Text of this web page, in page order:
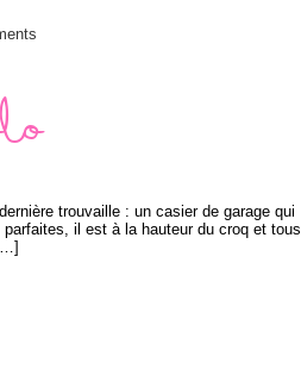
trouvaille : un casier de garage qui
il est à la hauteur du croq et tous